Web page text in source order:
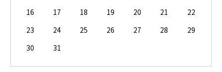
16
17 18 19 20 21
22
23
24 25 26 27 28
29
30
31